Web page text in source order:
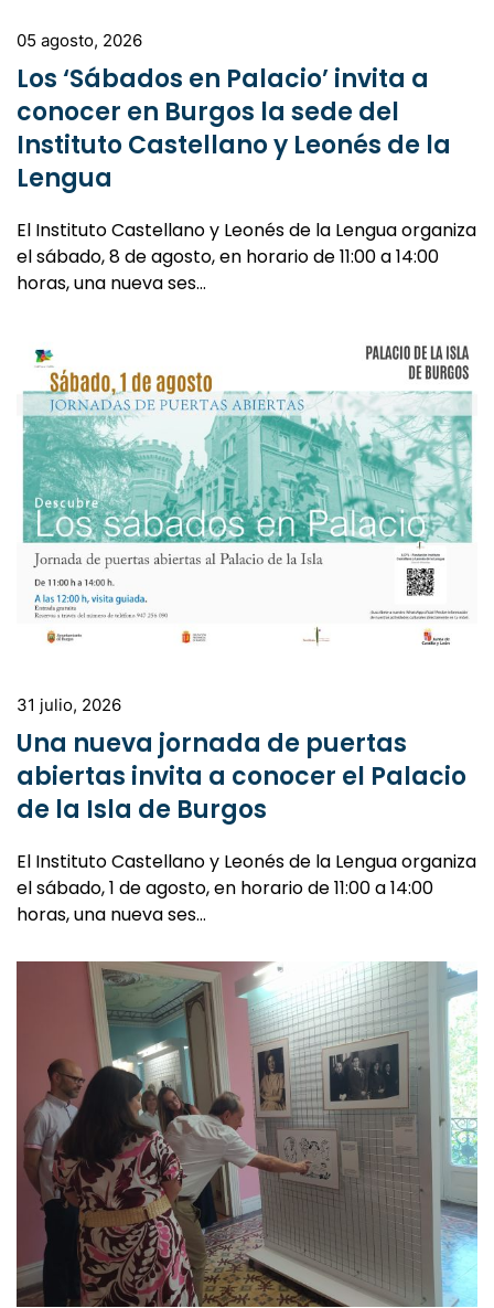
Los ‘Sábados en Palacio’ invita a
conocer en Burgos la sede del
Instituto Castellano y Leonés de la
Lengua
El Instituto Castellano y Leonés de la Lengua organiza
el sábado, 8 de agosto, en horario de 11:00 a 14:00
horas, una nueva ses…
Una nueva jornada de puertas
abiertas invita a conocer el Palacio
de la Isla de Burgos
El Instituto Castellano y Leonés de la Lengua organiza
el sábado, 1 de agosto, en horario de 11:00 a 14:00
horas, una nueva ses…